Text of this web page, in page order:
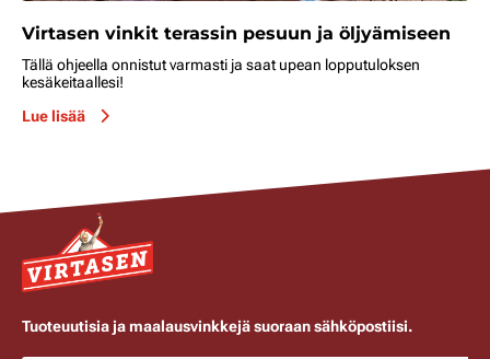
Virtasen vinkit terassin pesuun ja öljyämiseen
Tällä ohjeella onnistut varmasti ja saat upean lopputuloksen
kesäkeitaallesi!
Lue lisää
Tuoteuutisia ja maalausvinkkejä suoraan sähköpostiisi.